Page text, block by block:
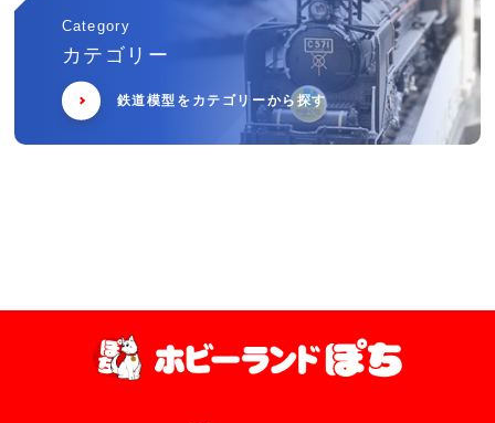
Category
カテゴリー
鉄道模型をカテゴリーから探す